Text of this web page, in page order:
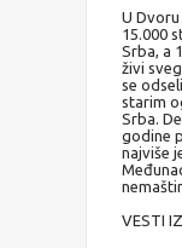
U
15.000
Srba, a
živi
se
starim
Srba.
godine
najviše
VESTI